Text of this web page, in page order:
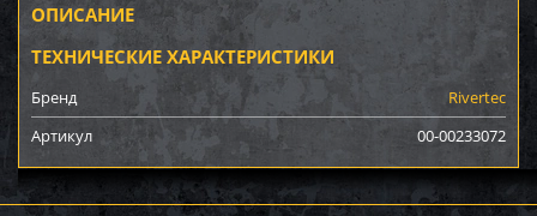
ОПИСАНИЕ
ТЕХНИЧЕСКИЕ ХАРАКТЕРИСТИКИ
Бренд
Rivertec
Артикул
00-00233072